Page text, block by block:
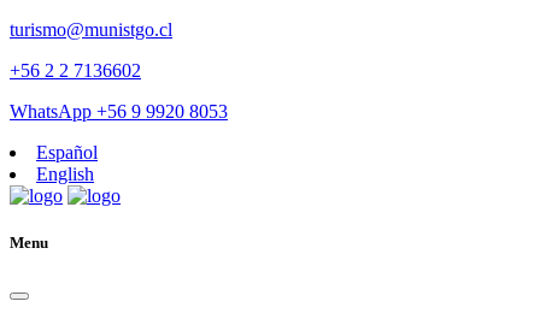
turismo@munistgo.cl
+56 2 2 7136602
WhatsApp +56 9 9920 8053
Español
English
Menu